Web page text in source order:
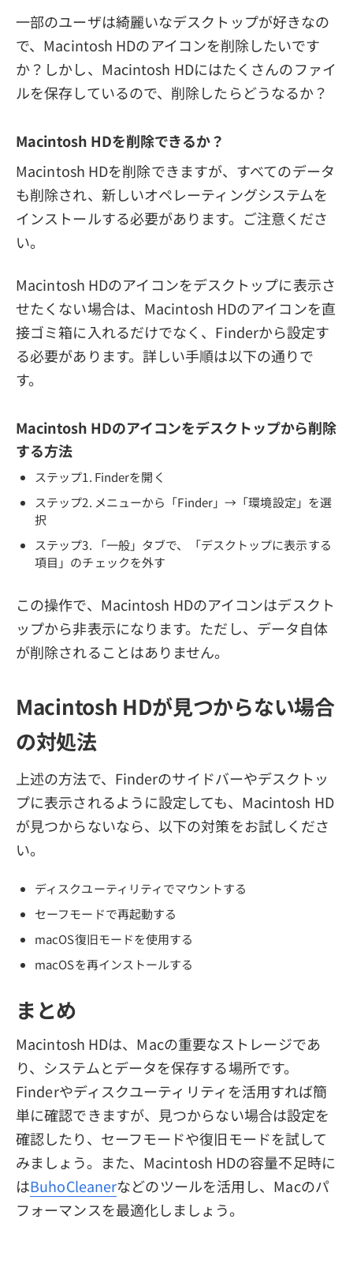
一部のユーザは綺麗いなデスクトップが好きなの
で、Macintosh HDのアイコンを削除したいです
か？しかし、Macintosh HDにはたくさんのファイ
ルを保存しているので、削除したらどうなるか？
Macintosh HDを削除できるか？
Macintosh HDを削除できますが、すべてのデータ
も削除され、新しいオペレーティングシステムを
インストールする必要があります。ご注意くださ
い。
Macintosh HDのアイコンをデスクトップに表示さ
せたくない場合は、Macintosh HDのアイコンを直
接ゴミ箱に入れるだけでなく、Finderから設定す
る必要があります。詳しい手順は以下の通りで
す。
Macintosh HDのアイコンをデスクトップから削除
する方法
ステップ1. Finderを開く
ステップ2. メニューから「Finder」→「環境設定」を選
択
ステップ3. 「一般」タブで、「デスクトップに表示する
項目」のチェックを外す
この操作で、Macintosh HDのアイコンはデスクト
ップから非表示になります。ただし、データ自体
が削除されることはありません。
Macintosh HDが見つからない場合
の対処法
上述の方法で、Finderのサイドバーやデスクトッ
プに表示されるように設定しても、Macintosh HD
が見つからないなら、以下の対策をお試しくださ
い。
ディスクユーティリティでマウントする
セーフモードで再起動する
macOS復旧モードを使用する
macOSを再インストールする
まとめ
Macintosh HDは、Macの重要なストレージであ
り、システムとデータを保存する場所です。
Finderやディスクユーティリティを活用すれば簡
単に確認できますが、見つからない場合は設定を
確認したり、セーフモードや復旧モードを試して
みましょう。また、Macintosh HDの容量不足時に
はBuhoCleanerなどのツールを活用し、Macのパ
フォーマンスを最適化しましょう。